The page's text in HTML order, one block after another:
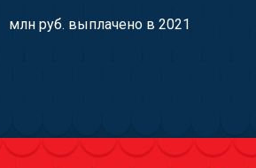
млн руб. выплачено в 2021